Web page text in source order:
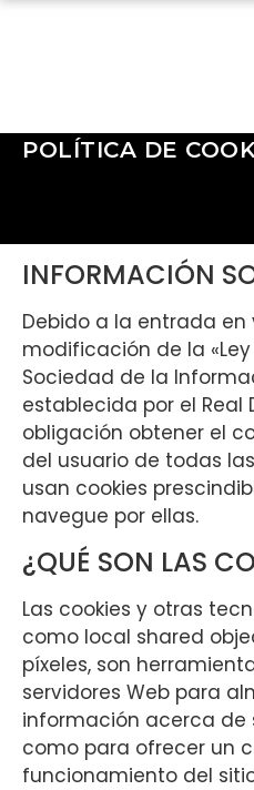
POLÍTICA DE
INFORMACIÓN
Debido a la entrada
modificación de la
Sociedad de la
establecida por el Real
obligación obtener el
del usuario de todas
usan cookies
navegue por ellas.
¿QUÉ SON LAS
Las cookies y otras
como local shared
píxeles, son
servidores Web para
información acerca de
como para ofrecer un
funcionamiento del